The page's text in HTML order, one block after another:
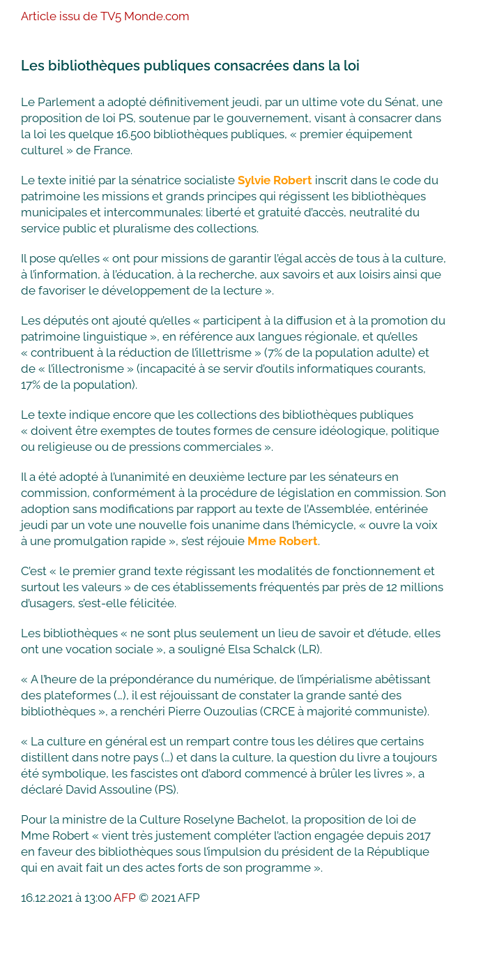
Article issu de TV5 Monde.com
Les bibliothèques publiques consacrées dans la loi
Le Parlement a adopté définitivement jeudi, par un ultime vote du Sénat, une
proposition de loi PS, soutenue par le gouvernement, visant à consacrer dans
la loi les quelque 16.500 bibliothèques publiques, « premier équipement
culturel » de France.
Le texte initié par la sénatrice socialiste Sylvie Robertinscrit dans le code du
patrimoine les missions et grands principes qui régissent les bibliothèques
municipales et intercommunales: liberté et gratuité d’accès, neutralité du
service public et pluralisme des collections.
Il pose qu’elles « ont pour missions de garantir l’égal accès de tous à la culture,
à l’information, à l’éducation, à la recherche, aux savoirs et aux loisirs ainsi que
de favoriser le développement de la lecture ».
Les députés ont ajouté qu’elles « participent à la diffusion et à la promotion du
patrimoine linguistique », en référence aux langues régionale, et qu’elles
« contribuent à la réduction de l’illettrisme » (7% de la population adulte) et
de « l’illectronisme » (incapacité à se servir d’outils informatiques courants,
17% de la population).
Le texte indique encore que les collections des bibliothèques publiques
« doivent être exemptes de toutes formes de censure idéologique, politique
ou religieuse ou de pressions commerciales ».
Il a été adopté à l’unanimité en deuxième lecture par les sénateurs en
commission, conformément à la procédure de législation en commission. Son
adoption sans modifications par rapport au texte de l’Assemblée, entérinée
jeudi par un vote une nouvelle fois unanime dans l’hémicycle, « ouvre la voix
à une promulgation rapide », s’est réjouie Mme Robert.
C’est « le premier grand texte régissant les modalités de fonctionnement et
surtout les valeurs » de ces établissements fréquentés par près de 12 millions
d’usagers, s’est-elle félicitée.
Les bibliothèques « ne sont plus seulement un lieu de savoir et d’étude, elles
ont une vocation sociale », a souligné Elsa Schalck (LR).
« A l’heure de la prépondérance du numérique, de l’impérialisme abêtissant
des plateformes (…), il est réjouissant de constater la grande santé des
bibliothèques », a renchéri Pierre Ouzoulias (CRCE à majorité communiste).
« La culture en général est un rempart contre tous les délires que certains
distillent dans notre pays (…) et dans la culture, la question du livre a toujours
été symbolique, les fascistes ont d’abord commencé à brûler les livres », a
déclaré David Assouline (PS).
Pour la ministre de la Culture Roselyne Bachelot, la proposition de loi de
Mme Robert « vient très justement compléter l’action engagée depuis 2017
en faveur des bibliothèques sous l’impulsion du président de la République
qui en avait fait un des actes forts de son programme ».
16.12.2021 à 13:00AFP © 2021 AFP